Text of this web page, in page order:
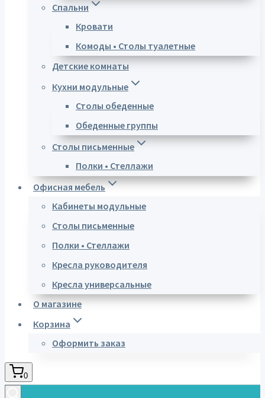
Спальни
Кровати
Комоды • Столы туалетные
Детские комнаты
Кухни модульные
Столы обеденные
Обеденные группы
Столы письменные
Полки • Стеллажи
Офисная мебель
Кабинеты модульные
Столы письменные
Полки • Стеллажи
Кресла руководителя
Кресла универсальные
О магазине
Корзина
Оформить заказ
0